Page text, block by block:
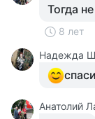
Тогда
8 лет
Надежда
Анатолий